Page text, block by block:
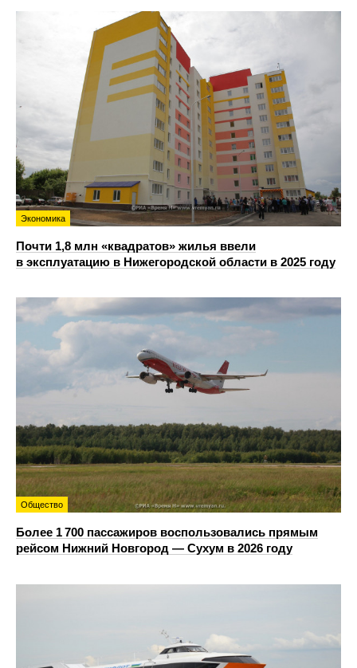
Экономика
Почти 1,8 млн «квадратов» жилья ввели
в эксплуатацию в Нижегородской области в 2025 году
Общество
Более 1 700 пассажиров воспользовались прямым
рейсом Нижний Новгород — Сухум в 2026 году